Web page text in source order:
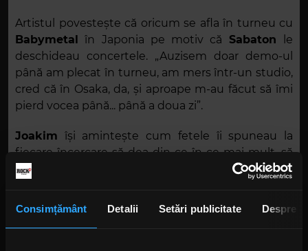
Consimțământ Detalii Setări publicitate Despre
Artistul povestește că oricum se afla în turneu cu
Babymetal în Japonia pe motiv că Sabaton
le
deschideau concertele. „Auzisem doar demo-ul
până am plecat în turneu, am mers într-un studio,
cred că în Osaka, da, și aproape m-au făcut să îmi
pierd vocea până... până a doua zi”.
Joakim își amintește cum fetele îi spuneau la
fiecare încercare să dea din ce în ce mai mult, să
încerce să cânte cu mai multă forță până când, la
„A ajuns să fie un cântec destul de distractiv și
ciudat, cu un videoclip dubios, dar mi-a plăcut